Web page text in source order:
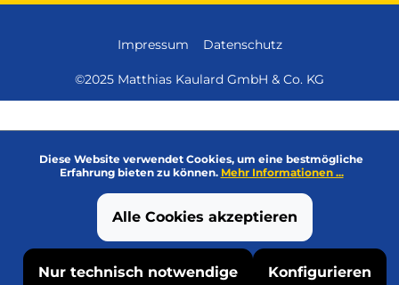
Impressum Datenschutz
©2025 Matthias Kaulard GmbH & Co. KG
Diese Website verwendet Cookies, um eine bestmögliche
Erfahrung bieten zu können. Mehr Informationen ...
Nur technisch notwendige Konfigurieren
Alle Cookies akzeptieren